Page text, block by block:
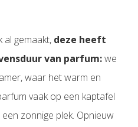
gemaakt, deze heeft
van parfum:we
waar het warm en
vaak op een kaptafel
zonnige plek. Opnieuw